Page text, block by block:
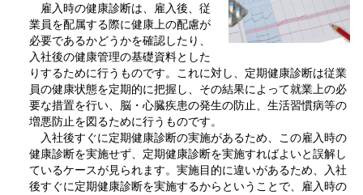
雇入時の健康診断は、雇入後、従
業員を配属する際に健康上の配慮が
必要であるかどうかを確認したり、
入社後の健康管理の基礎資料とした
りするために行うものです。これに対し、定期健康診断は従業
員の健康状態を定期的に把握し、その結果によって就業上の必
要な措置を行い、脳・心臓疾患の発生の防止、生活習慣病等の
増悪防止を図るために行うものです。
入社後すぐに定期健康診断の実施があるため、この雇入時の
健康診断を実施せず、定期健康診断を実施すればよいと誤解し
ているケースが見られます。実施目的に違いがあるため、入社
後すぐに定期健康診断を実施するからということで、雇入時の